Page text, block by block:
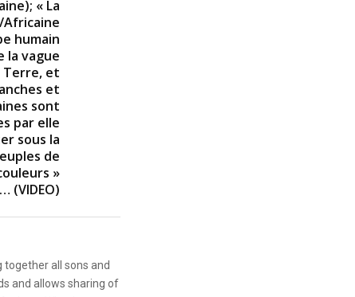
« La
humain
la vague
Terre, et
et
sont
par elle
sous la
de
»
… (VIDEO)
together all sons and
and allows sharing of